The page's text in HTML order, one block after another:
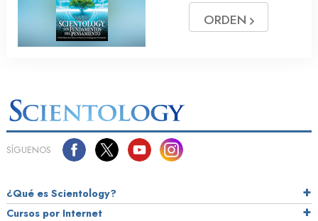
ORDEN
SÍGUENOS
¿Qué es Scientology?
Cursos por Internet